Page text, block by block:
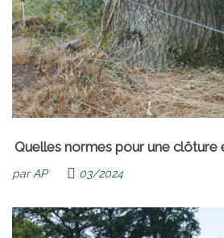
Quelles normes pour une clôture
parAP 03/2024